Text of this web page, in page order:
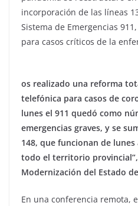
incorporación de las líneas
Sistema de Emergencias
para casos críticos de la
os realizado una reforma
telefónica para casos de
lunes el 911 quedó como
emergencias graves, y se
148, que funcionan de
todo el territorio
Modernización del Estado
En una conferencia remota,